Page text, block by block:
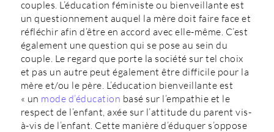
couples. L’éducation féministe ou bienveillante est
un questionnement auquel la mère doit faire face et
réfléchir afin d’être en accord avec elle-même. C’est
également une question qui se pose au sein du
couple. Le regard que porte la société sur tel choix
et pas un autre peut également être difficile pour la
mère et/ou le père. L’éducation bienveillante est
« un mode d’éducation basé sur l’empathie et le
respect de l’enfant, axée sur l’attitude du parent vis-
à-vis de l’enfant. Cette manière d’éduquer s’oppose